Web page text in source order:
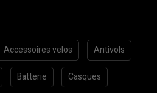
Accessoires velos Antivols
Batterie Casques